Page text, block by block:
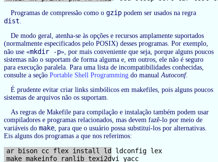
Programas de compressão como o gzip podem ser usados na regra
dist.
De modo geral, atenha-se às opções e recursos amplamente suportados
(normalmente especificados pelo POSIX) desses programas. Por exemplo,
não use «mkdir -p», por mais conveniente que seja, porque alguns poucos
sistemas não o suportam de forma alguma e, em outros, ele não é seguro
para execução paralela. Para uma lista de incompatibilidades conhecidas,
consulte a seção Portable Shell Programming do manualAutoconf.
É prudente evitar criar links simbólicos em makefiles, pois alguns poucos
sistemas de arquivos não os suportam.
As regras de Makefile para compilação e instalação também podem usar
compiladores e programas relacionados, mas devem fazê-lo por meio de
variáveis do make, para que o usuário possa substituí-los por alternativas.
Eis alguns dos programas a que nos referimos:
ar bison cc flex install ld ldconfig lex